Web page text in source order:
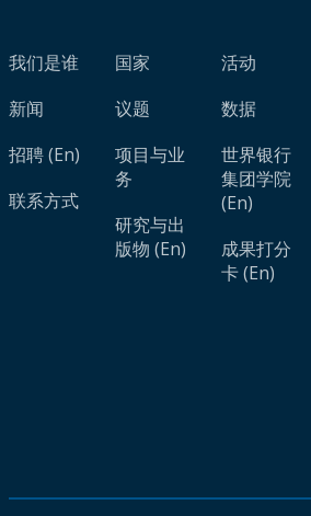
我们是谁
新闻
招聘 (En)
联系方式
国家
议题
项目与业
务
研究与出
版物 (En)
活动
数据
世界银行
集团学院
(En)
成果打分
卡 (En)